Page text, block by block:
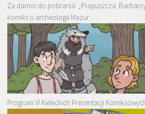
Za darmo do pobrania: „Prapuszcza.
komiks o archeologii Mazur
Program VI Kieleckich Prezentacji